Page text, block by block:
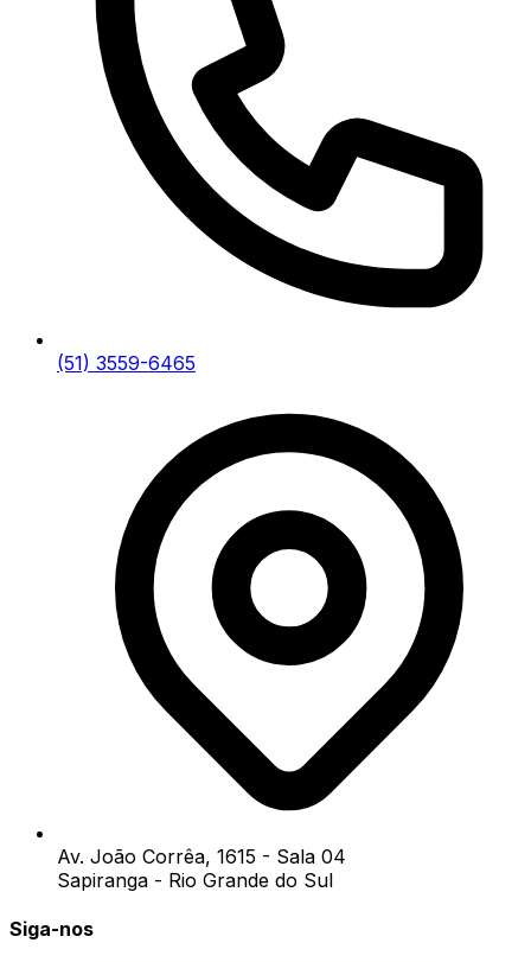
(51) 3559-6465
Av. João Corrêa, 1615 - Sala 04
Sapiranga - Rio Grande do Sul
Siga-nos